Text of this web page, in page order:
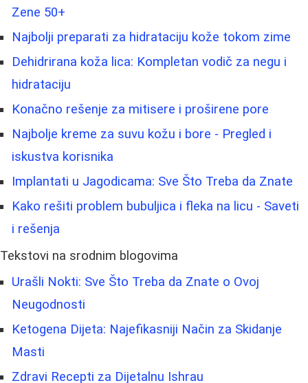
Zene 50+
Najbolji preparati za hidrataciju kože tokom zime
Dehidrirana koža lica: Kompletan vodič za negu i
hidrataciju
Konačno rešenje za mitisere i proširene pore
Najbolje kreme za suvu kožu i bore - Pregled i
iskustva korisnika
Implantati u Jagodicama: Sve Što Treba da Znate
Kako rešiti problem bubuljica i fleka na licu - Saveti
i rešenja
Tekstovi na srodnim blogovima
Urašli Nokti: Sve Što Treba da Znate o Ovoj
Neugodnosti
Ketogena Dijeta: Najefikasniji Način za Skidanje
Masti
Zdravi Recepti za Dijetalnu Ishrau